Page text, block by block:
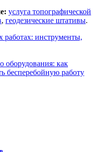
услуга топографической
, геодезические штативы.
работах: инструменты,
оборудования: как
бесперебойную работу